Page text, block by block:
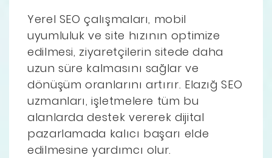
Yerel SEO çalışmaları, mobil
uyumluluk ve site hızının optimize
edilmesi, ziyaretçilerin sitede daha
uzun süre kalmasını sağlar ve
dönüşüm oranlarını artırır. Elazığ SEO
uzmanları, işletmelere tüm bu
alanlarda destek vererek dijital
pazarlamada kalıcı başarı elde
edilmesine yardımcı olur.